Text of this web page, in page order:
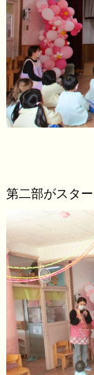
第二部がスタ